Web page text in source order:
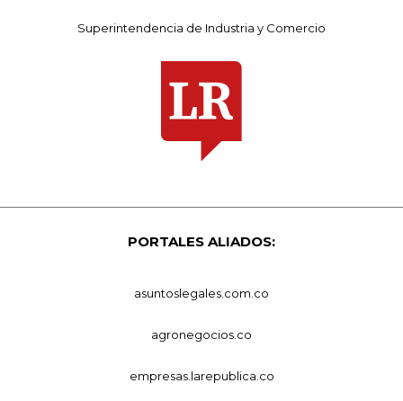
Superintendencia de Industria y Comercio
PORTALES ALIADOS:
asuntoslegales.com.co
agronegocios.co
empresas.larepublica.co